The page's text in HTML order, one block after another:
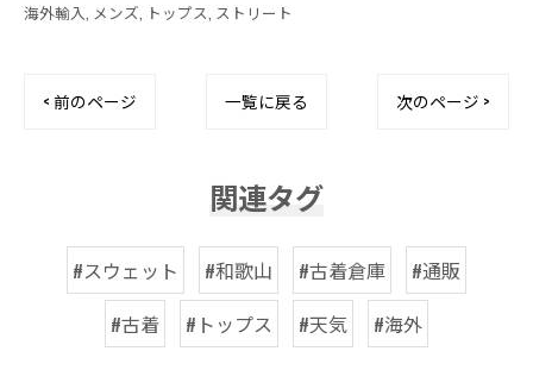
海外輸入 メンズ トップス ストリート
< 前のページ 一覧に戻る 次のページ >
関連タグ
#スウェット #和歌山 #古着倉庫
#通販
#古着
#トップス #天気 #海外